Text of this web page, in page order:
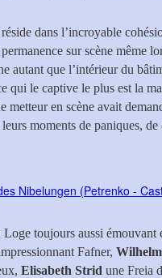
dans l’incroyable
sur scène même
autant que l’intérieur du
qui le captive le plus est la
metteur en scène avait
moments de paniques,
Loge toujours aussi
Fafner,
Elisabeth Strid une Freia